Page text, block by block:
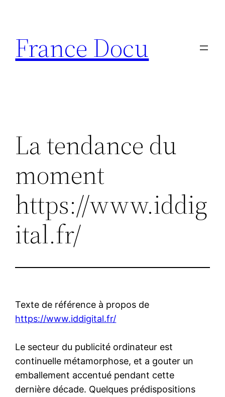
contenu
France Docu
La tendance du
moment
https://www.iddig
ital.fr/
Texte de référence à propos de
https://www.iddigital.fr/
Le secteur du publicité ordinateur est
continuelle métamorphose, et a gouter un
emballement accentué pendant cette
dernière décade. Quelques prédispositions